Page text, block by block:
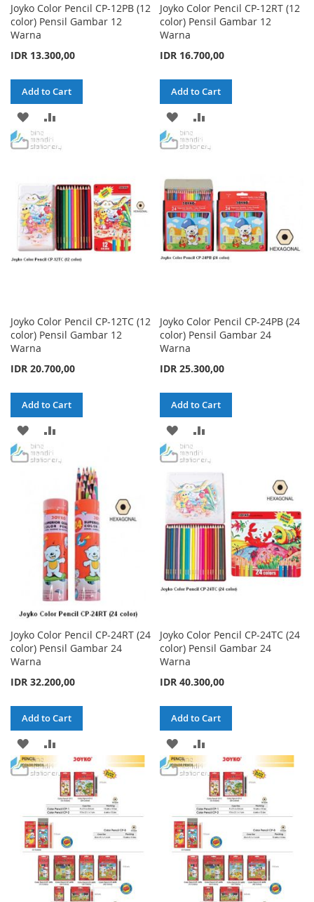
Joyko Color Pencil CP-12PB (12
color) Pensil Gambar 12
Warna
IDR 13.300,00
Add to Cart
ADD
TO
LIST
Joyko Color Pencil CP-12RT (12
color) Pensil Gambar 12
Warna
IDR 16.700,00
Add to Cart
ADD
TO
LIST
Joyko Color Pencil CP-12TC (12
color) Pensil Gambar 12
Warna
IDR 20.700,00
Add to Cart
ADD
TO
LIST
COMPARE
Joyko Color Pencil CP-24PB (24
color) Pensil Gambar 24
Warna
IDR 25.300,00
Add to Cart
ADD
TO
WISH
LIST
COMPARE
Joyko Color Pencil CP-24RT (24
color) Pensil Gambar 24
Warna
IDR 32.200,00
Add to Cart
ADD
TO
LIST
COMPARE
Joyko Color Pencil CP-24TC (24
color) Pensil Gambar 24
Warna
IDR 40.300,00
Add to Cart
ADD
TO
LIST
COMPARE